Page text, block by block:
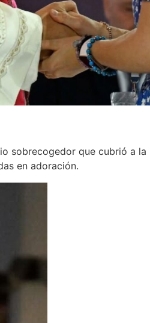
sobrecogedor que cubrió a
en adoración.